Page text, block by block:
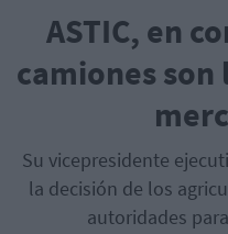
ASTIC, en
camiones son
Su vicepresidente
la decisión de los
autoridades